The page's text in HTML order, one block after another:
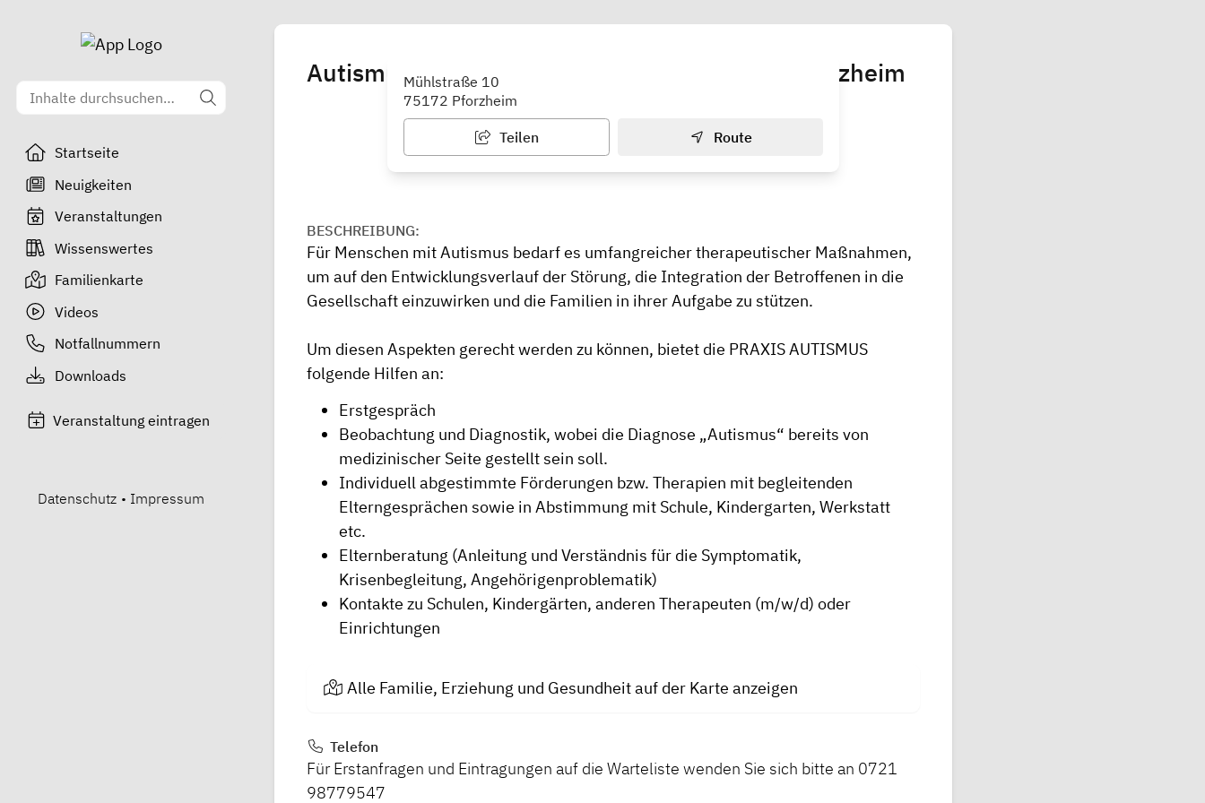
Startseite
Neuigkeiten
Veranstaltungen
Wissenswertes
Familienkarte
Videos
Notfallnummern
Downloads
Veranstaltung eintragen
Datenschutz • Impressum
Autismus Therapie- und Beratungszentrum Pforzheim
Mühlstraße 10
75172 Pforzheim
Teilen Route
BESCHREIBUNG:
Für Menschen mit Autismus bedarf es umfangreicher therapeutischer Maßnahmen,
um auf den Entwicklungsverlauf der Störung, die Integration der Betroffenen in die
Gesellschaft einzuwirken und die Familien in ihrer Aufgabe zu stützen.
Um diesen Aspekten gerecht werden zu können, bietet die PRAXIS AUTISMUS
folgende Hilfen an:
Erstgespräch
Beobachtung und Diagnostik, wobei die Diagnose „Autismus“ bereits von
medizinischer Seite gestellt sein soll.
Individuell abgestimmte Förderungen bzw. Therapien mit begleitenden
Elterngesprächen sowie in Abstimmung mit Schule, Kindergarten, Werkstatt
etc.
Elternberatung (Anleitung und Verständnis für die Symptomatik,
Krisenbegleitung, Angehörigenproblematik)
Kontakte zu Schulen, Kindergärten, anderen Therapeuten (m/w/d) oder
Einrichtungen
Alle Familie, Erziehung und Gesundheit auf der Karte anzeigen
Telefon
Für Erstanfragen und Eintragungen auf die Warteliste wenden Sie sich bitte an 0721
98779547